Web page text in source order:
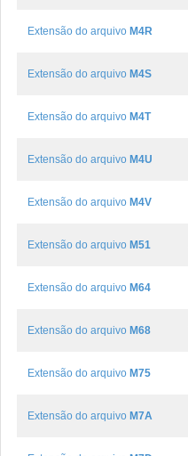
Extensão do arquivo M4R
Extensão do arquivo M4S
Extensão do arquivo M4T
Extensão do arquivo M4U
Extensão do arquivo M4V
Extensão do arquivo M51
Extensão do arquivo M64
Extensão do arquivo M68
Extensão do arquivo M75
Extensão do arquivo M7A